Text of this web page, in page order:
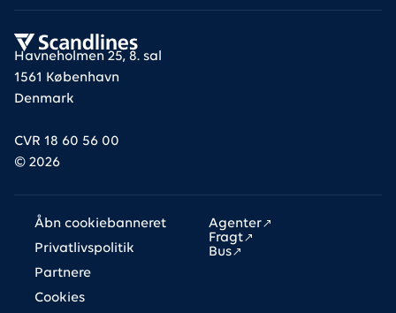
Havneholmen 25, 8. sal
1561 København
Denmark
CVR 18 60 56 00
© 2026
Links
Agenter
Fragt
Bus
Åbn cookiebanneret
Privatlivspolitik
Partnere
Cookies